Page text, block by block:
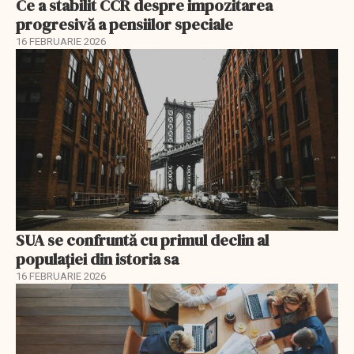
Ce a stabilit CCR despre impozitarea
progresivă a pensiilor speciale
16 FEBRUARIE 2026
SUA se confruntă cu primul declin al
populației din istoria sa
16 FEBRUARIE 2026